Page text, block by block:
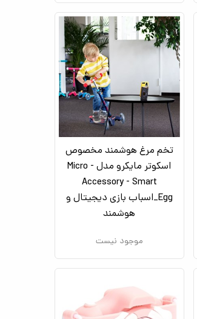
تخم مرغ هوشمند مخصوص
اسکوتر مایکرو مدل Micro -
Accessory - Smart
Egg_اسباب بازی دیجیتال و
هوشمند
موجود نیست